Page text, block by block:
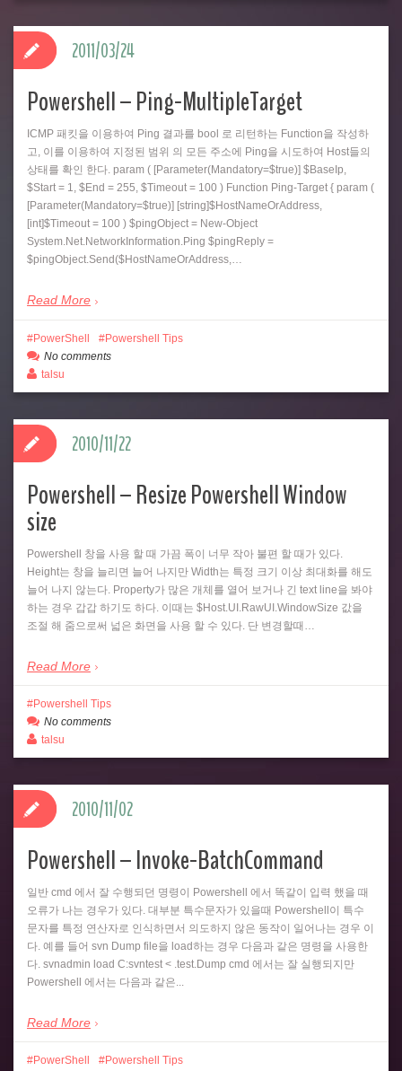
Powershell – Ping-MultipleTarget
ICMP 패킷을 이용하여 Ping 결과를 bool 로 리턴하는 Function을 작성하
고, 이를 이용하여 지정된 범위 의 모든 주소에 Ping을 시도하여 Host들의
상태를 확인 한다. param ( [Parameter(Mandatory=$true)] $BaseIp,
$Start = 1, $End = 255, $Timeout = 100 ) Function Ping-Target { param (
[Parameter(Mandatory=$true)] [string]$HostNameOrAddress,
[int]$Timeout = 100 ) $pingObject = New-Object
System.Net.NetworkInformation.Ping $pingReply =
$pingObject.Send($HostNameOrAddress,…
Read More
2011/03/24
PowerShell
Powershell Tips
No comments
talsu
Powershell – Resize Powershell Window
size
Powershell 창을 사용 할 때 가끔 폭이 너무 작아 불편 할 때가 있다.
Height는 창을 늘리면 늘어 나지만 Width는 특정 크기 이상 최대화를 해도
늘어 나지 않는다. Property가 많은 개체를 열어 보거나 긴 text line을 봐야
하는 경우 갑갑 하기도 하다. 이때는 $Host.UI.RawUI.WindowSize 값을
조절 해 줌으로써 넓은 화면을 사용 할 수 있다. 단 변경할때…
Read More
2010/11/22
Powershell Tips
No comments
talsu
Powershell – Invoke-BatchCommand
일반 cmd 에서 잘 수행되던 명령이 Powershell 에서 똑같이 입력 했을 때
오류가 나는 경우가 있다. 대부분 특수문자가 있을때 Powershell이 특수
문자를 특정 연산자로 인식하면서 의도하지 않은 동작이 일어나는 경우 이
다. 예를 들어 svn Dump file을 load하는 경우 다음과 같은 명령을 사용한
다. svnadmin load C:svntest < .test.Dump cmd 에서는 잘 실행되지만
Powershell 에서는 다음과 같은...
Read More
2010/11/02
PowerShell
Powershell Tips